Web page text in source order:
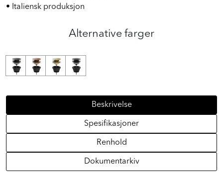
• Italiensk produksjon
Alternative farger
Beskrivelse
Spesifikasjoner
Renhold
Dokumentarkiv